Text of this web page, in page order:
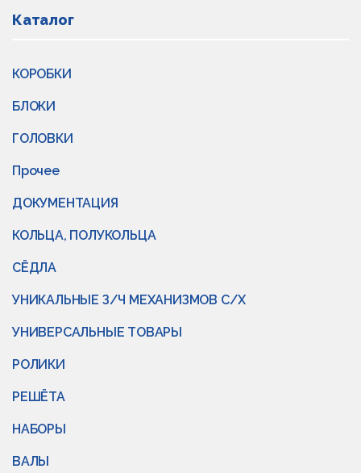
Каталог
КОРОБКИ
БЛОКИ
ГОЛОВКИ
Прочее
ДОКУМЕНТАЦИЯ
КОЛЬЦА, ПОЛУКОЛЬЦА
СЁДЛА
УНИКАЛЬНЫЕ З/Ч МЕХАНИЗМОВ С/Х
УНИВЕРСАЛЬНЫЕ ТОВАРЫ
РОЛИКИ
РЕШЁТА
НАБОРЫ
ВАЛЫ